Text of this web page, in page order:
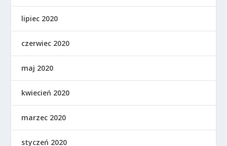
lipiec 2020
czerwiec 2020
maj 2020
kwiecień 2020
marzec 2020
styczeń 2020